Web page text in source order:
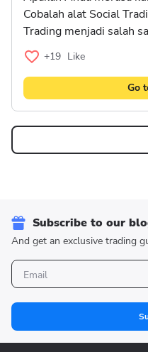
Cobalah alat Social
Trading menjadi salah
+19 Like
Go
Subscribe to our
And get an exclusive trading